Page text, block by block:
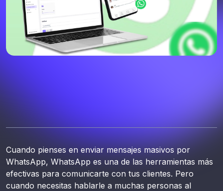
Cuando pienses en enviar mensajes masivos por
WhatsApp, WhatsApp es una de las herramientas más
efectivas para comunicarte con tus clientes. Pero
cuando necesitas hablarle a muchas personas al